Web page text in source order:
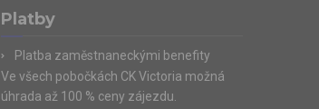
Platby
Platba zaměstnaneckými benefity
Ve všech pobočkách CK Victoria možná
úhrada až 100 % ceny zájezdu.